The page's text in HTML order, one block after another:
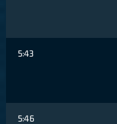
5:43
5:46